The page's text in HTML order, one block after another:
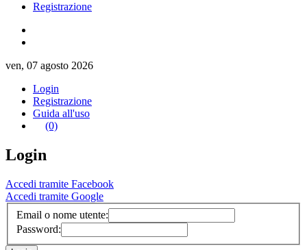
Registrazione
ven, 07 agosto 2026
Login
Registrazione
Guida all'uso
(0)
Login
Accedi tramite Facebook
Accedi tramite Google
Email o nome utente:
Password: